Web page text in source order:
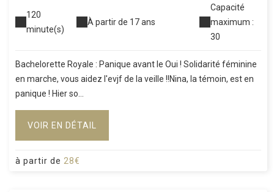
120
minute(s)
À partir de 17 ans
Capacité
maximum :
30
Bachelorette Royale : Panique avant le Oui ! Solidarité féminine
en marche, vous aidez l'evjf de la veille !!Nina, la témoin, est en
panique ! Hier so...
VOIR EN DÉTAIL
à partir de 28€